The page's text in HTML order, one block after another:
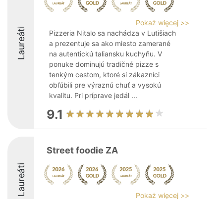
Laureáti
Pokaż więcej >>
Pizzeria Nitalo sa nachádza v Lutišiach
a prezentuje sa ako miesto zamerané
na autentickú taliansku kuchyňu. V
ponuke dominujú tradičné pizze s
tenkým cestom, ktoré si zákazníci
obľúbili pre výraznú chuť a vysokú
kvalitu. Pri príprave jedál ...
9.1
Laureáti
Street foodie ZA
Pokaż więcej >>